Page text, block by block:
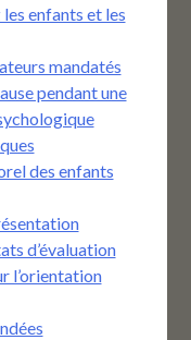
enfants et les
mandatés
pendant une
des enfants
d’évaluation
l’orientation